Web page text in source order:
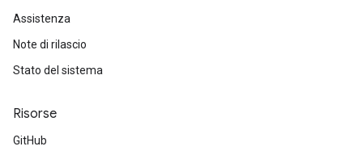
Assistenza
Note di rilascio
Stato del sistema
Risorse
GitHub